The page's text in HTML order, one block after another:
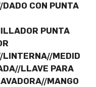
CON PUNTA
PUNTA
LINTERNA//MEDID
LLAVE PARA
MANGO